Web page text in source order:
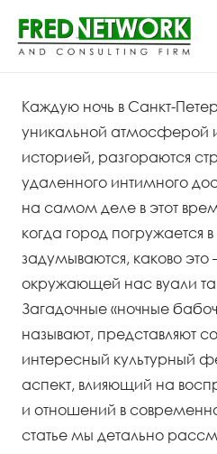
Каждую ночь в Санкт-
уникальной атмосферой
историей, разгораются
удаленного интимного
на самом деле в этот
когда город погружается
задумываются, каково это
окружающей нас вуали
Загадочные «ночные
называют, представляют
интересный культурный
аспект, влияющий на
и отношений в
статье мы детально